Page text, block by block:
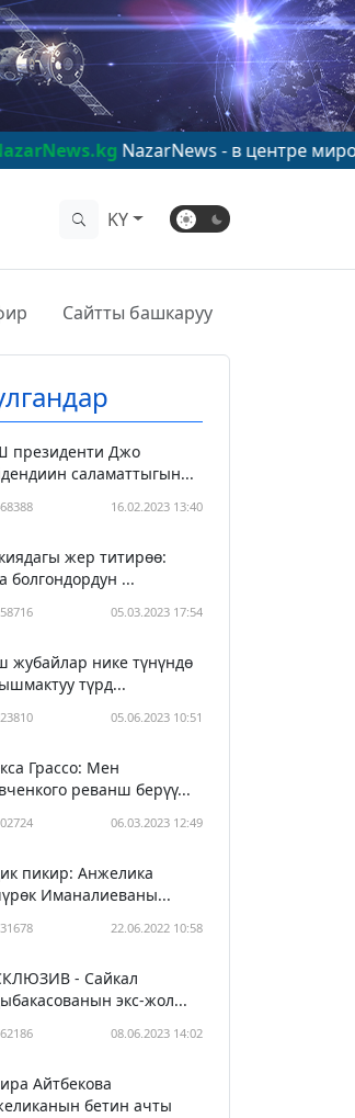
- в центре мирового
KY
Сайтты башкаруу
президенти Джо
саламаттыгын...
16.02.2023 13:40
жер титирөө:
болгондордун ...
05.03.2023 17:54
жубайлар нике түнүндө
түрд...
05.06.2023 10:51
Грассо: Мен
реванш берүү...
06.03.2023 12:49
пикир: Анжелика
Иманалиеваны...
22.06.2022 10:58
- Сайкал
экс-жол...
08.06.2023 14:02
Айтбекова
бетин ачты